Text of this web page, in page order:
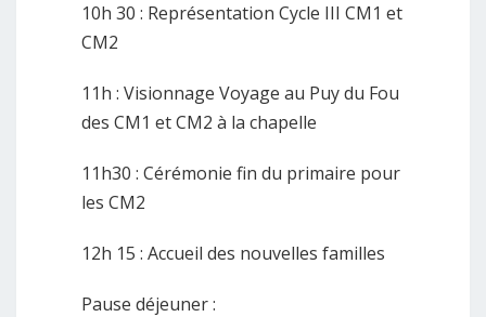
10h 30 : Représentation Cycle III CM1 et
CM2
11h : Visionnage Voyage au Puy du Fou
des CM1 et CM2 à la chapelle
11h30 : Cérémonie fin du primaire pour
les CM2
12h 15 : Accueil des nouvelles familles
Pause déjeuner :